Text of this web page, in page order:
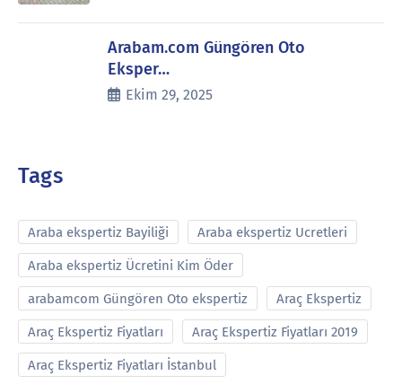
Arabam.com Güngören Oto
Eksper…
Ekim 29, 2025
Tags
Araba ekspertiz Bayiliği Araba ekspertiz Ucretleri
Araba ekspertiz Ücretini Kim Öder
arabamcom Güngören Oto ekspertiz Araç Ekspertiz
Araç Ekspertiz Fiyatları Araç Ekspertiz Fiyatları 2019
Araç Ekspertiz Fiyatları İstanbul